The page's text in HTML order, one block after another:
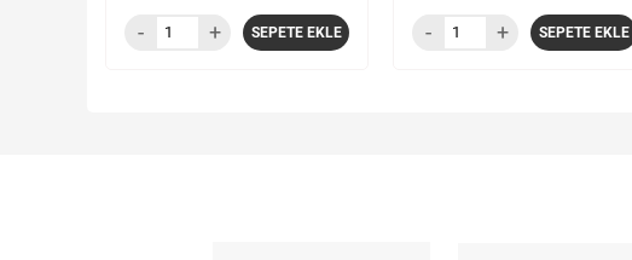
SEPETE EKLE SEPETE EKLE